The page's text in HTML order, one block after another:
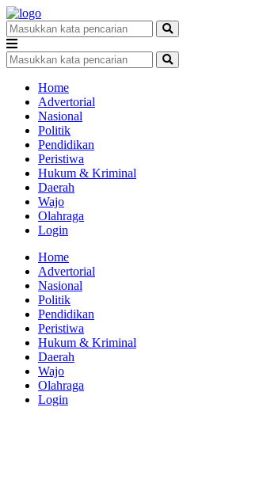
Home
Advertorial
Nasional
Politik
Pendidikan
Peristiwa
Hukum & Kriminal
Daerah
Wajo
Olahraga
Login
Home
Advertorial
Nasional
Politik
Pendidikan
Peristiwa
Hukum & Kriminal
Daerah
Wajo
Olahraga
Login